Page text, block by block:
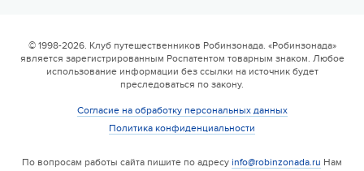
© 1998-2026. Клуб путешественников Робинзонада. «Робинзонада»
является зарегистрированным Роспатентом товарным знаком. Любое
использование информации без ссылки на источник будет
преследоваться по закону.
Согласие на обработку персональных данных
Политика конфиденциальности
По вопросам работы сайта пишите по адресу info@robinzonada.ru Нам